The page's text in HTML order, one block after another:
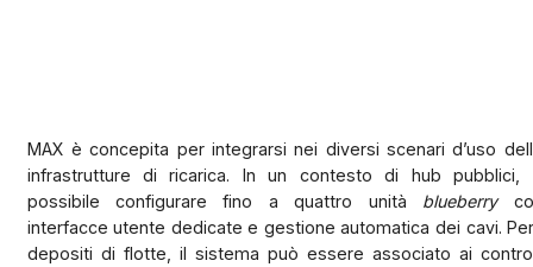
MAX è concepita per integrarsi nei diversi scenari d’uso
infrastrutture di ricarica. In un contesto di hub pubblici,
possibile configurare fino a quattro unità blueberry
interfacce utente dedicate e gestione automatica dei cavi.
depositi di flotte, il sistema può essere associato ai